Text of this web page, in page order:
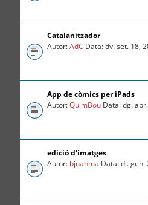
Catalanitzador
Autor:AdC Data: dv. set. 18,
App de còmics per iPads
Autor:QuimBou Data: dg.
edició d'imatges
Autor: bjuanma Data: dj. gen.